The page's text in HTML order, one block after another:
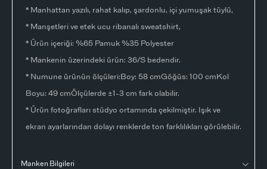
* Manhattan yazılı, rahat kalıp, şardonlu, içi yumuşak tüylü,
* Manşetleri ve etek ucu ribanalı sweatshirt,
* Ürün içeriği: %65 Pamuk %35 Polyester
* Mankenin üzerindeki ürün: 36/S bedendir.
* Numune ürünün ölçüleri:Boy: 58 cmGöğüs: 100 cmKol
Boyu: 49 cmÖlçülerde ±1-3 cm fark olabilir.
* Ürün fotoğrafları stüdyo ortamında çekilmiştir. Işık ve
ekran ayarlarından dolayı renklerde ton farklılıkları görülebilir.
Manken Bilgileri